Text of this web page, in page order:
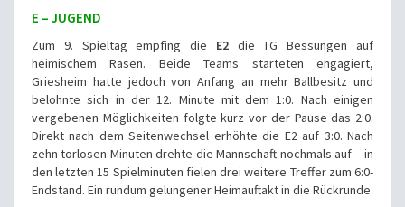
E – JUGEND
Zum 9. Spieltag empfing die E2die TG Bessungen auf
heimischem Rasen. Beide Teams starteten engagiert,
Griesheim hatte jedoch von Anfang an mehr Ballbesitz und
belohnte sich in der 12. Minute mit dem 1:0. Nach einigen
vergebenen Möglichkeiten folgte kurz vor der Pause das 2:0.
Direkt nach dem Seitenwechsel erhöhte die E2 auf 3:0. Nach
zehn torlosen Minuten drehte die Mannschaft nochmals auf – in
den letzten 15 Spielminuten fielen drei weitere Treffer zum 6:0-
Endstand. Ein rundum gelungener Heimauftakt in die Rückrunde.